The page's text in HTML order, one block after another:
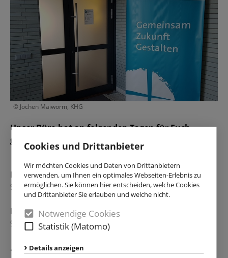
Cookies und Drittanbieter
Wir möchten Cookies und Daten von Drittanbietern
verwenden, um Ihnen ein optimales Webseiten-Erlebnis zu
ermöglichen. Sie können hier entscheiden, welche Cookies
und Drittanbieter Sie erlauben und welche nicht.
Notwendige Cookies
Statistik (Matomo)
Details anzeigen
© Jochen Maiworm, KHG
Unser Büro hat an folgenden Tagen für Euch
geöffnet:
Montag - Donnerstag:
9:00 Uhr - 12:00 Uhr; 13:00 Uhr - 15:00 Uhr
Freitag :
9:00 Uhr - 12:00 Uhr
...und nach vorheriger Absprache :)